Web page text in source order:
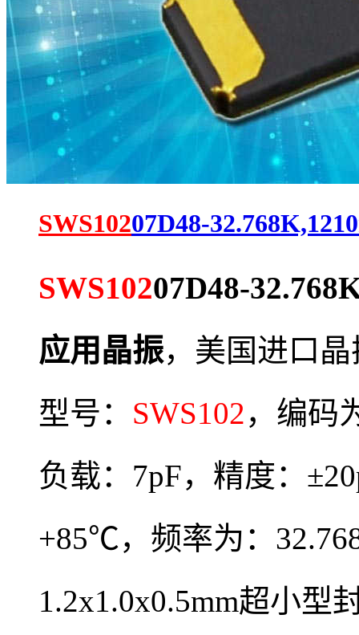
SWS10207D48-
SWS10207D48-
应用晶振， 美国进口
型号： SWS102，编码
负载：7pF，精度：
+85℃，频率为：
1.2x1.0x0.5mm超小型